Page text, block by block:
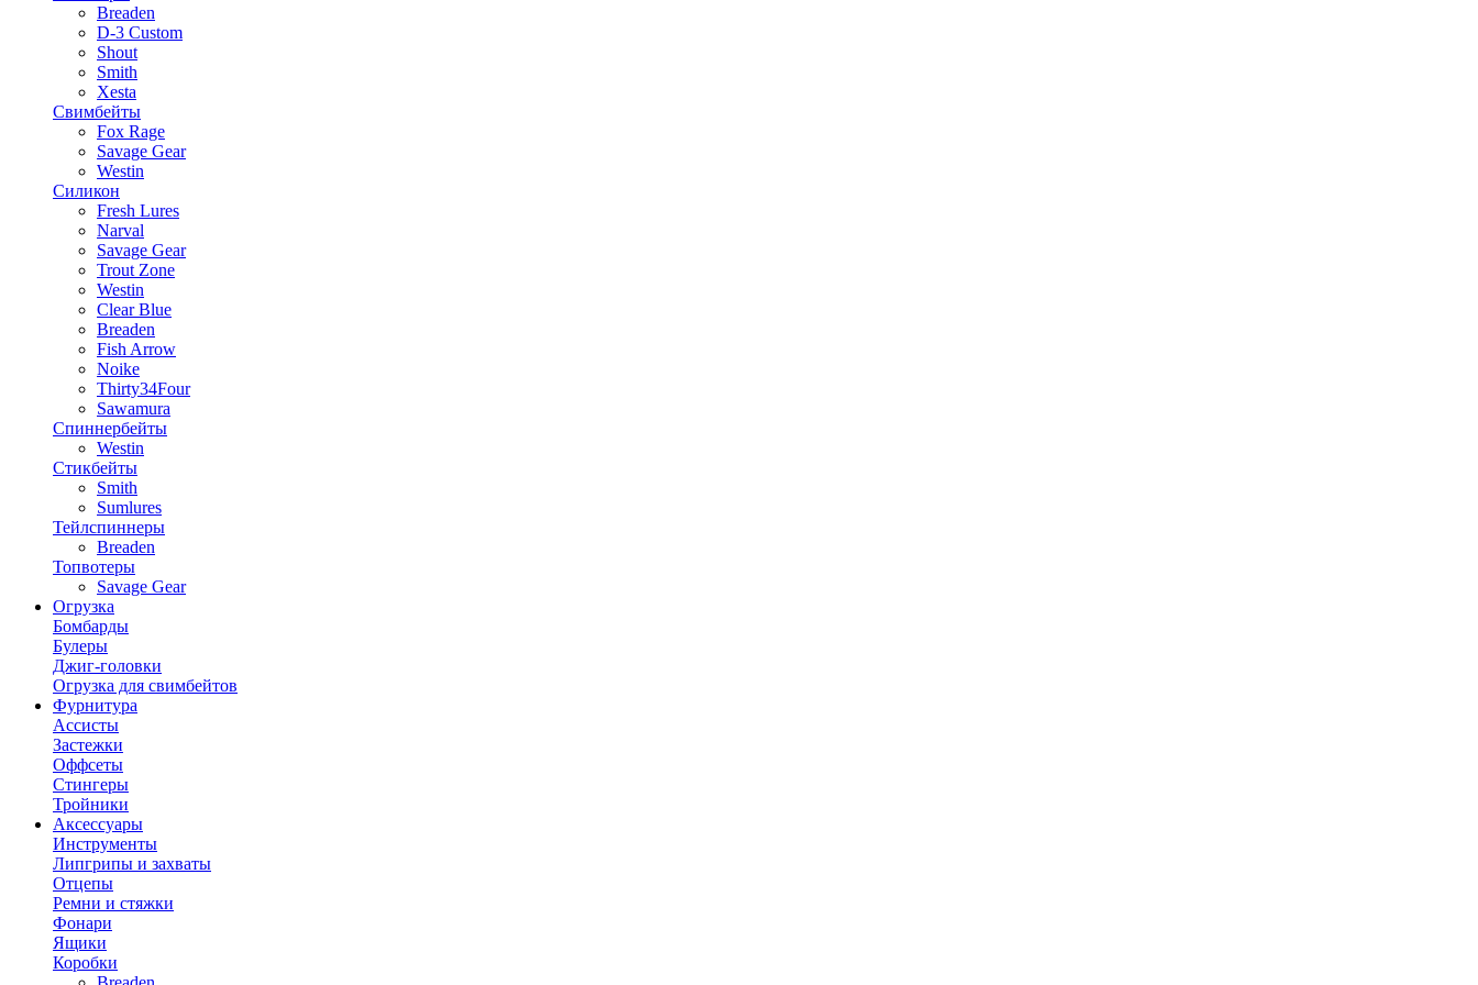
Breaden
D-3 Custom
Shout
Smith
Xesta
Свимбейты
Fox Rage
Savage Gear
Westin
Силикон
Fresh Lures
Narval
Savage Gear
Trout Zone
Westin
Clear Blue
Breaden
Fish Arrow
Noike
Thirty34Four
Sawamura
Спиннербейты
Westin
Стикбейты
Smith
Sumlures
Тейлспиннеры
Breaden
Топвотеры
Savage Gear
Огрузка
Бомбарды
Булеры
Джиг-головки
Огрузка для свимбейтов
Фурнитура
Ассисты
Застежки
Оффсеты
Стингеры
Тройники
Аксессуары
Инструменты
Липгрипы и захваты
Отцепы
Ремни и стяжки
Фонари
Ящики
Коробки